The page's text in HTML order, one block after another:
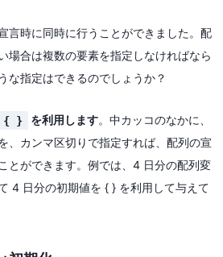
言時に同時に行うことができました。配
場合は複数の要素を指定しなければなら
な指定はできるのでしょうか？
{ } を利用します。中カッコのなかに、
、カンマ区切りで指定すれば、配列の宣
とができます。例では、4 日分の配列変
4 日分の初期値を { } を利用して与えて